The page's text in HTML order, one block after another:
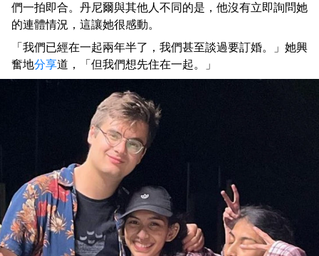
們一拍即合。丹尼爾與其他人不同的是，他沒有立即詢問她
的連體情況，這讓她很感動。
「我們已經在一起兩年半了，我們甚至談過要訂婚。」她興
奮地分享道，「但我們想先住在一起。」